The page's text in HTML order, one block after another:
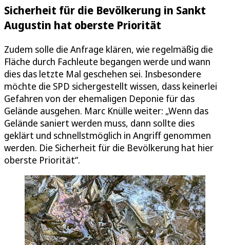
Sicherheit für die Bevölkerung in Sankt
Augustin hat oberste Priorität
Zudem solle die Anfrage klären, wie regelmäßig die
Fläche durch Fachleute begangen werde und wann
dies das letzte Mal geschehen sei. Insbesondere
möchte die SPD sichergestellt wissen, dass keinerlei
Gefahren von der ehemaligen Deponie für das
Gelände ausgehen. Marc Knülle weiter: „Wenn das
Gelände saniert werden muss, dann sollte dies
geklärt und schnellstmöglich in Angriff genommen
werden. Die Sicherheit für die Bevölkerung hat hier
oberste Priorität“.